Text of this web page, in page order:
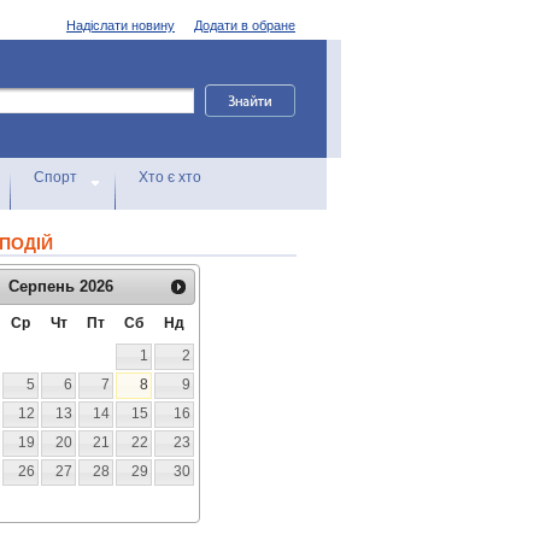
Додати в обране
Надіслати новину
Спорт Хто є хто
Серпень 2026
Ср Чт Пт Сб
Нд
1
2
5 6 7 8
9
12 13 14 15
16
19 20 21 22
23
26 27 28 29
30